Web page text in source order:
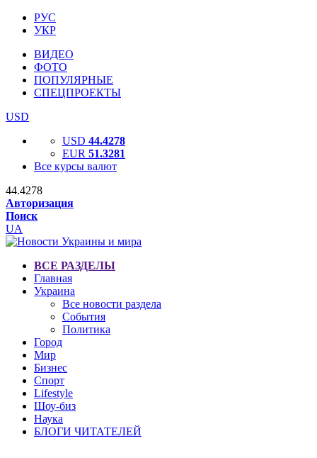
РУС
УКР
ВИДЕО
ФОТО
ПОПУЛЯРНЫЕ
СПЕЦПРОЕКТЫ
USD
USD 44.4278
EUR 51.3281
Все курсы валют
44.4278
Авторизация
Поиск
UA
ВСЕ РАЗДЕЛЫ
Главная
Украина
Все новости раздела
События
Политика
Город
Мир
Бизнес
Спорт
Lifestyle
Шоу-биз
Наука
БЛОГИ ЧИТАТЕЛЕЙ